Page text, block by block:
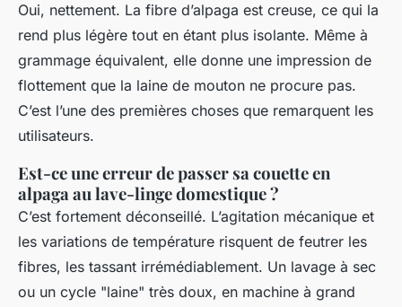
Oui, nettement. La fibre d’alpaga est creuse, ce qui la
rend plus légère tout en étant plus isolante. Même à
grammage équivalent, elle donne une impression de
flottement que la laine de mouton ne procure pas.
C’est l’une des premières choses que remarquent les
utilisateurs.
Est-ce une erreur de passer sa couette en
alpaga au lave-linge domestique ?
C’est fortement déconseillé. L’agitation mécanique et
les variations de température risquent de feutrer les
fibres, les tassant irrémédiablement. Un lavage à sec
ou un cycle "laine" très doux, en machine à grand